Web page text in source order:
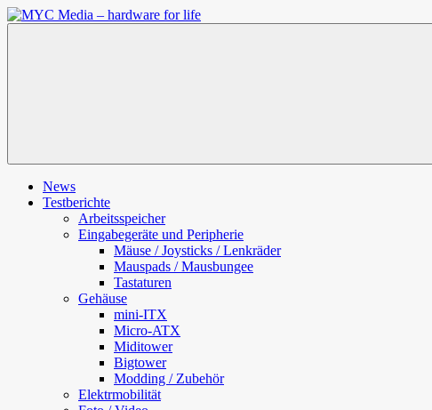
Zum
Inhalt
News
Testberichte
Arbeitsspeicher
Eingabegeräte und Peripherie
Mäuse / Joysticks / Lenkräder
Mauspads / Mausbungee
Tastaturen
Gehäuse
mini-ITX
Micro-ATX
Miditower
Bigtower
Modding / Zubehör
Elektrmobilität